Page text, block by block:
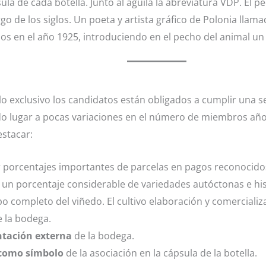
de los siglos. Un poeta y artista gráfico de Polonia
en el año 1925, introduciendo en el pecho del animal
exclusivo los candidatos están obligados a cumplir una
lugar a pocas variaciones en el número de miembros
porcentajes importantes de parcelas en pagos
un porcentaje considerable de variedades autóctonas e
completo del viñedo. El cultivo elaboración y
la bodega.
externa de la bodega.
símbolo de la asociación en la cápsula de la botella.